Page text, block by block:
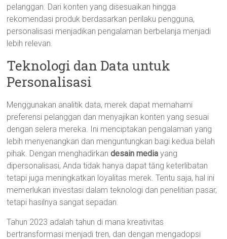
pelanggan. Dari konten yang disesuaikan hingga
rekomendasi produk berdasarkan perilaku pengguna,
personalisasi menjadikan pengalaman berbelanja menjadi
lebih relevan.
Teknologi dan Data untuk
Personalisasi
Menggunakan analitik data, merek dapat memahami
preferensi pelanggan dan menyajikan konten yang sesuai
dengan selera mereka. Ini menciptakan pengalaman yang
lebih menyenangkan dan menguntungkan bagi kedua belah
pihak. Dengan menghadirkandesain media yang
dipersonalisasi, Anda tidak hanya dapat tăng keterlibatan
tetapi juga meningkatkan loyalitas merek. Tentu saja, hal ini
memerlukan investasi dalam teknologi dan penelitian pasar,
tetapi hasilnya sangat sepadan.
Tahun 2023 adalah tahun di mana kreativitas
bertransformasi menjadi tren, dan dengan mengadopsi